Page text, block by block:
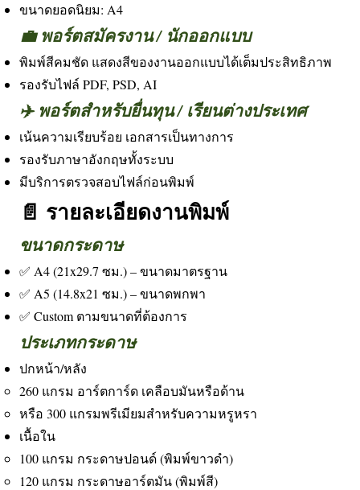
ขนาดยอดนิยม: A4
💼 พอร์ตสมัครงาน / นักออกแบบ
พิมพ์สีคมชัด แสดงสีของงานออกแบบได้เต็มประสิทธิภาพ
รองรับไฟล์ PDF, PSD, AI
✈️ พอร์ตสำหรับยื่นทุน / เรียนต่างประเทศ
เน้นความเรียบร้อย เอกสารเป็นทางการ
รองรับภาษาอังกฤษทั้งระบบ
มีบริการตรวจสอบไฟล์ก่อนพิมพ์
📄 รายละเอียดงานพิมพ์
ขนาดกระดาษ
✅ A4 (21x29.7 ซม.) – ขนาดมาตรฐาน
✅ A5 (14.8x21 ซม.) – ขนาดพกพา
✅ Custom ตามขนาดที่ต้องการ
ประเภทกระดาษ
ปกหน้า/หลัง
260 แกรม อาร์ตการ์ด เคลือบมันหรือด้าน
หรือ 300 แกรมพรีเมียมสำหรับความหรูหรา
เนื้อใน
100 แกรม กระดาษปอนด์ (พิมพ์ขาวดำ)
120 แกรม กระดาษอาร์ตมัน (พิมพ์สี)